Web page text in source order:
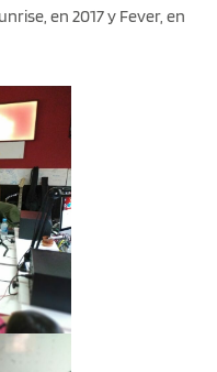
en 2017 y Fever, en